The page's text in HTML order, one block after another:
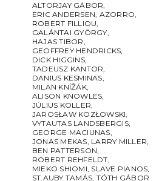
ALTORJAY GÁBOR,
ERIC ANDERSEN, AZORRO,
ROBERT FILLIOU,
GALÁNTAI GYÖRGY,
HAJAS TIBOR,
GEOFFREY HENDRICKS,
DICK HIGGINS,
TADEUSZ KANTOR,
DANIUS KESMINAS,
MILAN KNÍŽÁK,
ALISON KNOWLES,
JÚLIUS KOLLER,
JAROSŁAW KOZŁOWSKI,
VYTAUTAS LANDSBERGIS,
GEORGE MACIUNAS,
JONAS MEKAS, LARRY MILLER,
BEN PATTERSON,
ROBERT REHFELDT,
MIEKO SHIOMI, SLAVE PIANOS,
ST.AUBY TAMÁS, TÓTH GÁBOR